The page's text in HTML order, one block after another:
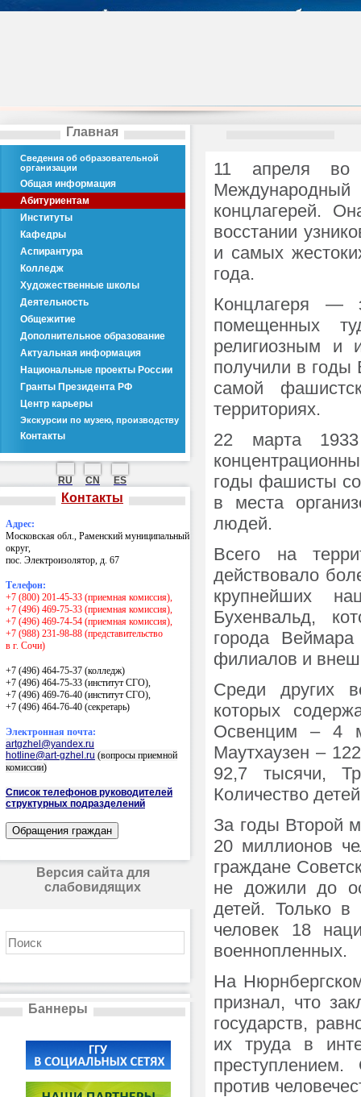
Главная
Сведения об образовательной
организации
Общая информация
Абитуриентам
Институты
Кафедры
Аспирантура
Колледж
Художественные школы
Деятельность
Общежитие
Дополнительное образование
Актуальная информация
Национальные проекты России
Гранты Президента РФ
Центр карьеры
Экскурсии по музею, производству
Контакты
RU CN ES
Контакты
Адрес:
Московская обл., Раменский муниципальный
округ,
пос. Электроизолятор, д. 67
Телефон:
+7 (800) 201-45-33 (приемная комиссия),
+7 (496) 469-75-33 (приемная комиссия),
+7 (496) 469-74-54 (приемная комиссия),
+7 (988) 231-98-88 (представительство
в г. Сочи)
+7 (496) 464-75-37 (колледж)
+7 (496) 464-75-33 (институт СГО),
+7 (496) 469-76-40 (институт СГО),
+7 (496) 464-76-40 (секретарь)
Электронная почта:
artgzhel@yandex.ru
hotline@art-gzhel.ru (вопросы приемной
комиссии)
Список телефонов руководителей
структурных подразделений
Версия сайта для
слабовидящих
Баннеры
11 апреля во
концлагерей.
восстании
и самых
года.
Концлагеря —
помещенных
религиозным и
получили в
самой
территориях.
22 марта
годы фашисты
в места
людей.
Всего на
действовало
крупнейших
Бухенвальд,
города
филиалов и
Среди других
которых
Освенцим – 4
Маутхаузен –
92,7 тысячи,
Количество
За годы Второй
20 миллионов
граждане
не дожили до
детей. Только
человек 18
военнопленных.
На
признал, что
государств,
их труда в
против